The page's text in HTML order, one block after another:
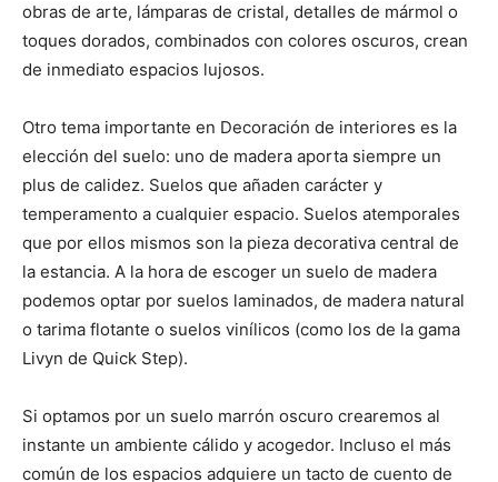
obras de arte, lámparas de cristal, detalles de mármol o
toques dorados, combinados con colores oscuros, crean
de inmediato espacios lujosos.
Otro tema importante en Decoración de interiores es la
elección del suelo: uno de madera aporta siempre un
plus de calidez. Suelos que añaden carácter y
temperamento a cualquier espacio. Suelos atemporales
que por ellos mismos son la pieza decorativa central de
la estancia. A la hora de escoger un suelo de madera
podemos optar por suelos laminados, de madera natural
o tarima flotante o suelos vinílicos (como los de la gama
Livyn de Quick Step).
Si optamos por un suelo marrón oscuro crearemos al
instante un ambiente cálido y acogedor. Incluso el más
común de los espacios adquiere un tacto de cuento de